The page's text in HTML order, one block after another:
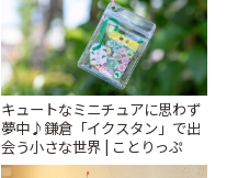
キュートなミニチュアに思わず
夢中♪鎌倉「イクスタン」で出
会う小さな世界 | ことりっぷ